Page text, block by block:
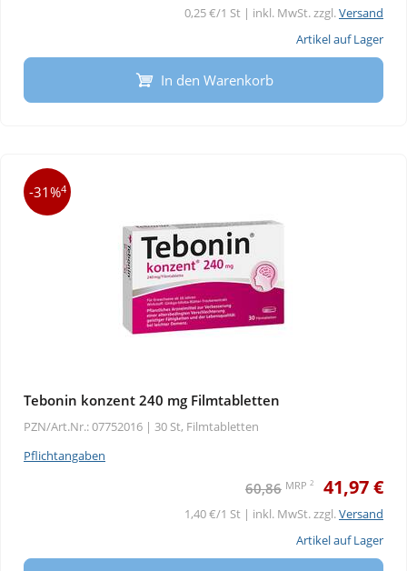
0,25 €/1 St | inkl. MwSt. zzgl.Versand
Artikel auf Lager
In den Warenkorb
-31%4
Tebonin konzent 240 mg Filmtabletten
PZN/Art.Nr.: 07752016 | 30 St, Filmtabletten
Pflichtangaben
60,86 MRP 2 41,97 €
1,40 €/1 St | inkl. MwSt. zzgl.Versand
Artikel auf Lager